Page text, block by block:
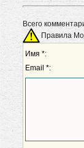
Всего
Правила
Имя *:
Email *: